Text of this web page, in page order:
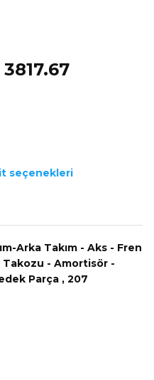
seçenekleri
Arka Takım - Aks - Fren
- Amortisör -
Parça , 207